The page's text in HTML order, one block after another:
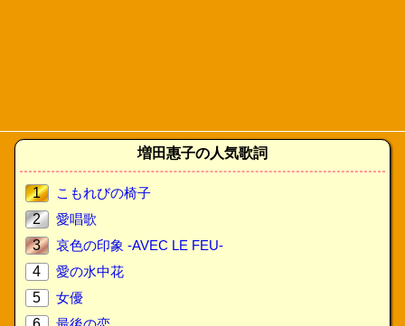
増田惠子の人気歌詞
1
こもれびの椅子
2
愛唱歌
3
哀色の印象 -AVEC LE FEU-
4
愛の水中花
5
女優